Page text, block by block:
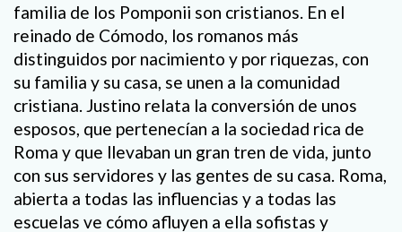
familia de los Pomponii son cristianos. En el
reinado de Cómodo, los romanos más
distinguidos por nacimiento y por riquezas, con
su familia y su casa, se unen a la comunidad
cristiana. Justino relata la conversión de unos
esposos, que pertenecían a la sociedad rica de
Roma y que llevaban un gran tren de vida, junto
con sus servidores y las gentes de su casa. Roma,
abierta a todas las influencias y a todas las
escuelas ve cómo afluyen a ella sofistas y